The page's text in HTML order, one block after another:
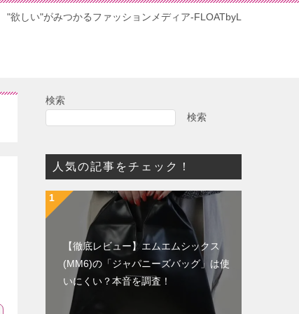
"欲しい"がみつかるファッションメディア-FLOATbyL
検索
検索
人気の記事をチェック！
【徹底レビュー】エムエムシックス
(MM6)の「ジャパニーズバッグ」は使
いにくい？本音を調査！